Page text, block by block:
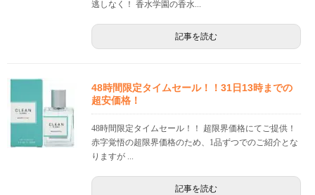
逃しなく！ 香水学園の香水...
記事を読む
48時間限定タイムセール！！31日13時までの
超安価格！
48時間限定タイムセール！！ 超限界価格にてご提供！
赤字覚悟の超限界価格のため、1品ずつでのご紹介とな
りますが ...
記事を読む